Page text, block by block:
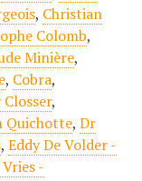
, Christian
Colomb,
Minière,
, Cobra,
,
Quichotte, Dr
, Eddy De Volder -
-